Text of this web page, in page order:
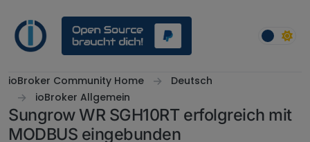
ioBroker Community Home
Deutsch
ioBroker Allgemein
Sungrow WR SGH10RT erfolgreich mit
MODBUS eingebunden